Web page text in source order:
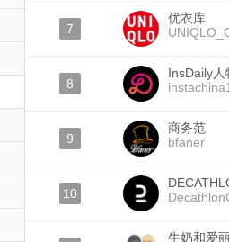
7
优衣库
8
InsDaily人
9
商务范
bfaner
10
牛奶和爱